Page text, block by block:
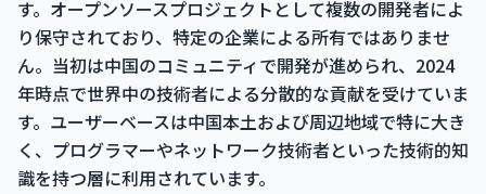
す。オープンソースプロジェクトとして複数の開発者によ
り保守されており、特定の企業による所有ではありませ
ん。当初は中国のコミュニティで開発が進められ、2024
年時点で世界中の技術者による分散的な貢献を受けていま
す。ユーザーベースは中国本土および周辺地域で特に大き
く、プログラマーやネットワーク技術者といった技術的知
識を持つ層に利用されています。